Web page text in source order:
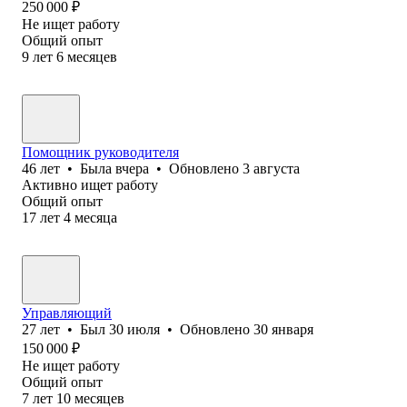
250 000 ₽
Не ищет работу
Общий опыт
9 лет 6 месяцев
Помощник руководителя
46 лет • Была вчера • Обновлено 3 августа
Активно ищет работу
Общий опыт
17 лет 4 месяца
Управляющий
27 лет • Был 30 июля • Обновлено 30 января
150 000 ₽
Не ищет работу
Общий опыт
7 лет 10 месяцев